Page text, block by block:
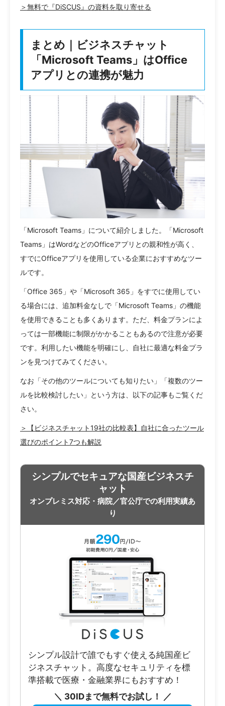
＞無料で『DiSCUS』の資料を取り寄せる
まとめ｜ビジネスチャット
「Microsoft Teams」はOffice
アプリとの連携が魅力
「Microsoft Teams」について紹介しました。「Microsoft
Teams」はWordなどのOfficeアプリとの親和性が高く、
すでにOfficeアプリを使用している企業におすすめなツー
ルです。
「Office 365」や「Microsoft 365」をすでに使用してい
る場合には、追加料金なしで「Microsoft Teams」の機能
を使用できることも多くあります。ただ、料金プランによ
っては一部機能に制限がかかることもあるので注意が必要
です。利用したい機能を明確にし、自社に最適な料金プラ
ンを見つけてみてください。
なお「その他のツールについても知りたい」「複数のツー
ルを比較検討したい」という方は、以下の記事もご覧くだ
さい。
＞【ビジネスチャット19社の比較表】自社に合ったツール
選びのポイント7つも解説
シンプルでセキュアな国産ビジネスチ
ャット
オンプレミス対応・病院／官公庁での利用実績あ
り
シンプル設計で誰でもすぐ使える純国産ビ
ジネスチャット。高度なセキュリティを標
準搭載で医療・金融業界にもおすすめ！
＼ 30IDまで無料でお試し！ ／